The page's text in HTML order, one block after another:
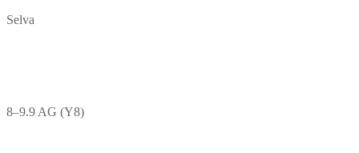
Selva
8–9.9 AG (Y8)